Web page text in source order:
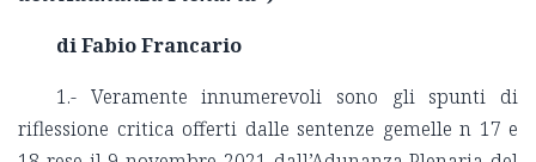
di Fabio Francario
1.- Veramente innumerevoli sono gli spunti di
riflessione critica offerti dalle sentenze gemelle n 17 e